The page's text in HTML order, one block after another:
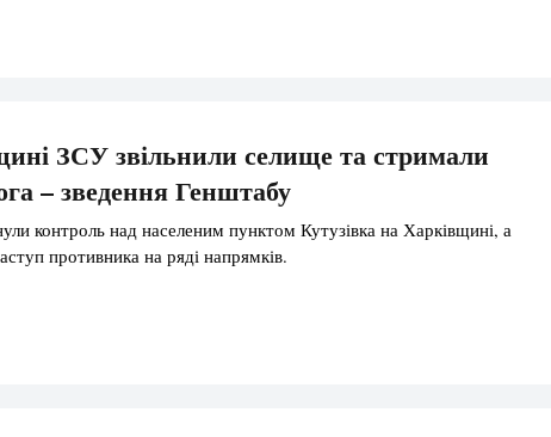
ЗСУ звільнили селище та стримали
– зведення Генштабу
контроль над населеним пунктом Кутузівка на Харківщині, а
противника на ряді напрямків.